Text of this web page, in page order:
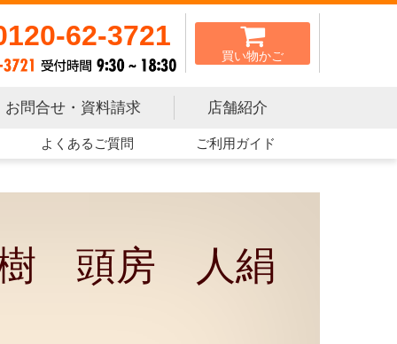
62-3721
買い物かご
お問合せ・資料請求 店舗紹介
よくあるご質問 ご利用ガイド
樹 頭房 人絹